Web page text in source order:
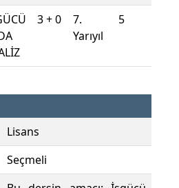
3 + 0
7.
Yarıyıl
5
Lisans
Seçmeli